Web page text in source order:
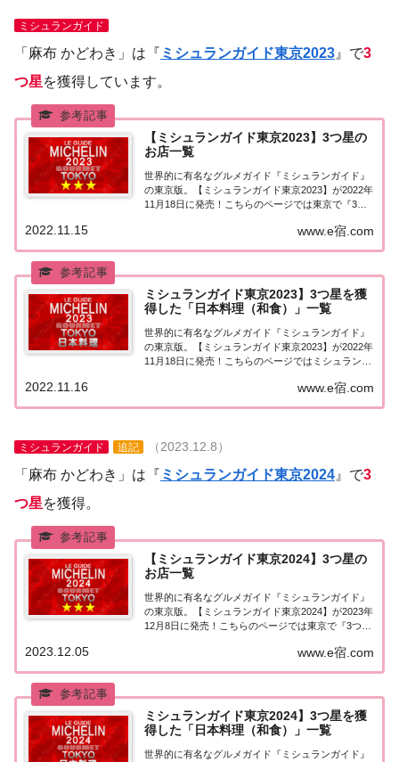
ミシュランガイド
「麻布 かどわき」は『 ミシュランガイド東京2023 』で3
つ星を獲得しています。
【ミシュランガイド東京2023】3つ星の
お店一覧
世界的に有名なグルメガイド『ミシュランガイド』
の東京版。【ミシュランガイド東京2023】が2022年
11月18日に発売！こちらのページでは東京で『3つ
を一覧にまとめました。ミシュランガイド東京
www.e宿.com
2022.11.15
ミシュランガイド東京2023】3つ星を獲
得した「日本料理（和食）」一覧
世界的に有名なグルメガイド『ミシュランガイド』
の東京版。【ミシュランガイド東京2023】が2022年
11月18日に発売！こちらのページではミシュラン東
にまとめました。ミシュラン東京2023「日本料理」
www.e宿.com
2022.11.16
ミシュランガイド 追記 （2023.12.8）
「麻布 かどわき」は『 ミシュランガイド東京2024 』で3
つ星を獲得。
【ミシュランガイド東京2024】3つ星の
お店一覧
世界的に有名なグルメガイド『ミシュランガイド』
の東京版。【ミシュランガイド東京2024】が2023年
12月8日に発売！こちらのページでは東京で『3つ星
一覧にまとめました。ミシュランガイド東京
www.e宿.com
2023.12.05
ミシュランガイド東京2024】3つ星を獲
得した「日本料理（和食）」一覧
世界的に有名なグルメガイド『ミシュランガイド』